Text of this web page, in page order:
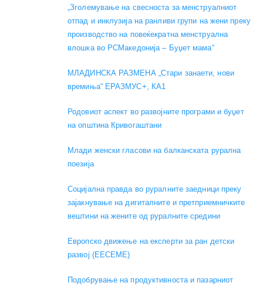
„Зголемување на свесноста за менструалниот
отпад и инклузија на ранливи групи на жени преку
производство на повеќекратна менструална
влошка во РСМакедонија – Буџет мама“
МЛАДИНСКА РАЗМЕНА „Стари занаети, нови
времиња“ ЕРАЗМУС+, КА1
Родовиот аспект во развојните програми и буџет
на општина Кривогаштани
Mлади женски гласови на балканската рурална
поезија
Социјална правда во руралните заедници преку
зајакнување на дигиталните и претприемничките
вештини на жените од руралните средини
Европско движење на експерти за ран детски
развој (EECEME)
Подобрување на продуктивноста и пазарниот